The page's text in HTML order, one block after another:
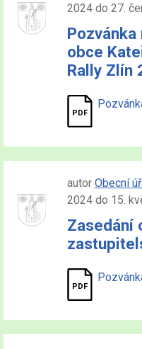
2024 do 27.
obce
Rally Zlín
autor Obecní
2024 do 15.
Zasedání